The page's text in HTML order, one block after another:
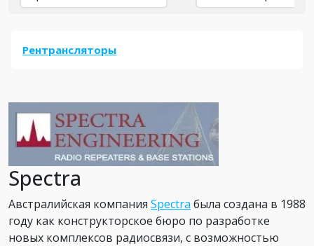
Рентрансляторы
Spectra
Австралийская компания Spectra была создана в 1988
году как конструкторское бюро по разработке
новых комплексов радиосвязи, с возможностью